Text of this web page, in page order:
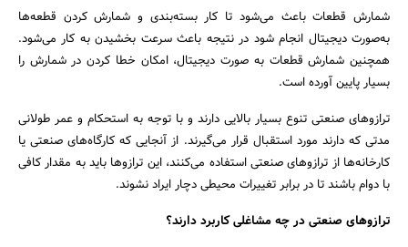
شمارش قطعات باعث می‌شود تا کار بسته‌بندی و شمارش کردن قطعه‌ها
به‌صورت دیجیتال انجام شود در نتیجه باعث سرعت بخشیدن به کار می‌شود.
همچنین شمارش قطعات به صورت دیجیتال، امکان خطا کردن در شمارش را
بسیار پایین آورده است.
ترازوهای صنعتی تنوع بسیار بالایی دارند و با توجه به استحکام و عمر طولانی‌
مدتی که دارند مورد استقبال قرار می‌گیرند. از آنجایی که کارگاه‌های صنعتی یا
کارخانه‌‌‌ها از ترازوهای صنعتی استفاده می‌کنند، این ترازوها باید به مقدار کافی
با دوام باشند تا در برابر تغییرات محیطی دچار ایراد نشوند.
ترازوهای صنعتی در چه مشاغلی کاربرد دارند؟